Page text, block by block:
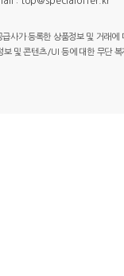
사가 등록한 상품정보 및 거래
및 콘텐츠/UI 등에 대한 무단